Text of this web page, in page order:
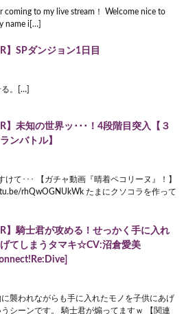
coming to my live stream！ Welcome nice to
name i[…]
】SPダンジョン1日目
。[…]
R】未知の世界ッ･･･！4段階目突入【３
ンバトル】
けて･･･ 【ガチャ動画『晴着ペコリーヌ』！】
rhQwOGNUkWk たまにクソコラを作って
R】騎士君が攻める！せっかく手に入れ
てしまうタマキ☆CV:沼倉愛美
襲われながらも手に入れたモノを子供にあげ
シーンです。 騎士君が煽ってますｗ 【関連